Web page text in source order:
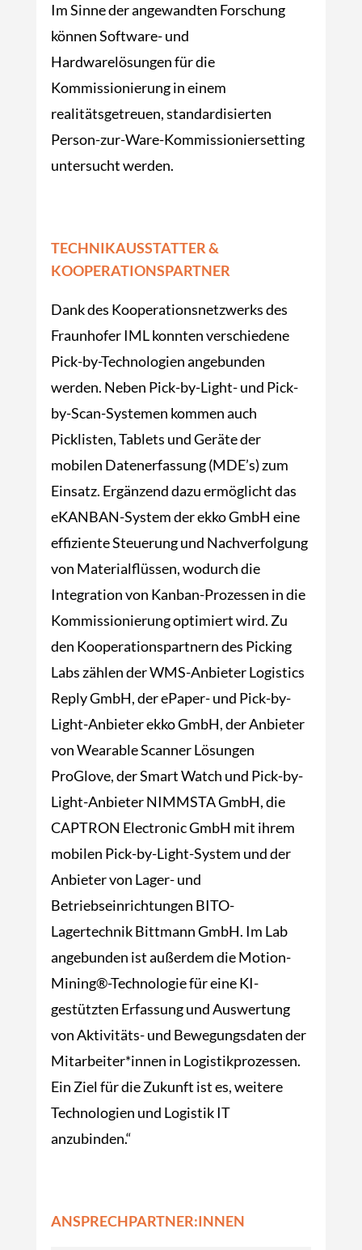
Im Sinne der angewandten Forschung
können Software- und
Hardwarelösungen für die
Kommissionierung in einem
realitätsgetreuen, standardisierten
Person-zur-Ware-Kommissioniersetting
untersucht werden.
TECHNIKAUSSTATTER &
KOOPERATIONSPARTNER
Dank des Kooperationsnetzwerks des
Fraunhofer IML konnten verschiedene
Pick-by-Technologien angebunden
werden. Neben Pick-by-Light- und Pick-
by-Scan-Systemen kommen auch
Picklisten, Tablets und Geräte der
mobilen Datenerfassung (MDE’s) zum
Einsatz. Ergänzend dazu ermöglicht das
eKANBAN-System der ekko GmbH eine
effiziente Steuerung und Nachverfolgung
von Materialflüssen, wodurch die
Integration von Kanban-Prozessen in die
Kommissionierung optimiert wird. Zu
den Kooperationspartnern des Picking
Labs zählen der WMS-Anbieter Logistics
Reply GmbH, der ePaper- und Pick-by-
Light-Anbieter ekko GmbH, der Anbieter
von Wearable Scanner Lösungen
ProGlove, der Smart Watch und Pick-by-
Light-Anbieter NIMMSTA GmbH, die
CAPTRON Electronic GmbH mit ihrem
mobilen Pick-by-Light-System und der
Anbieter von Lager- und
Betriebseinrichtungen BITO-
Lagertechnik Bittmann GmbH. Im Lab
angebunden ist außerdem die Motion-
Mining®-Technologie für eine KI-
gestützten Erfassung und Auswertung
von Aktivitäts- und Bewegungsdaten der
Mitarbeiter*innen in Logistikprozessen.
Ein Ziel für die Zukunft ist es, weitere
Technologien und Logistik IT
anzubinden.“
ANSPRECHPARTNER:INNEN